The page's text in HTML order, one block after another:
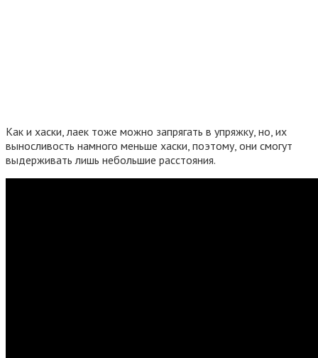
Как и хаски, лаек тоже можно запрягать в упряжку, но, их
выносливость намного меньше хаски, поэтому, они смогут
выдерживать лишь небольшие расстояния.